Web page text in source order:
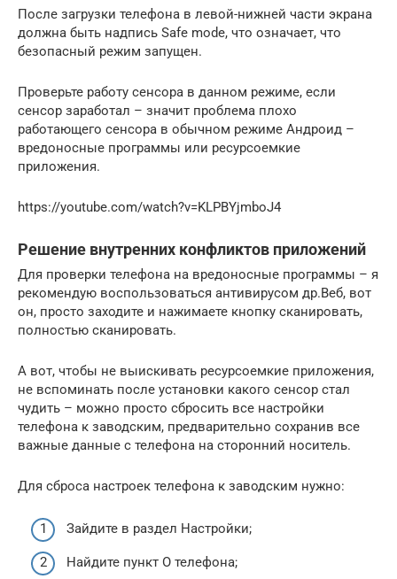
После загрузки телефона в левой-нижней части экрана
должна быть надпись Safe mode, что означает, что
безопасный режим запущен.
Проверьте работу сенсора в данном режиме, если
сенсор заработал – значит проблема плохо
работающего сенсора в обычном режиме Андроид –
вредоносные программы или ресурсоемкие
приложения.
https://youtube.com/watch?v=KLPBYjmboJ4
Решение внутренних конфликтов приложений
Для проверки телефона на вредоносные программы – я
рекомендую воспользоваться антивирусом др.Веб, вот
он, просто заходите и нажимаете кнопку сканировать,
полностью сканировать.
А вот, чтобы не выискивать ресурсоемкие приложения,
не вспоминать после установки какого сенсор стал
чудить – можно просто сбросить все настройки
телефона к заводским, предварительно сохранив все
важные данные с телефона на сторонний носитель.
Для сброса настроек телефона к заводским нужно:
Зайдите в раздел Настройки;
Найдите пункт О телефона;